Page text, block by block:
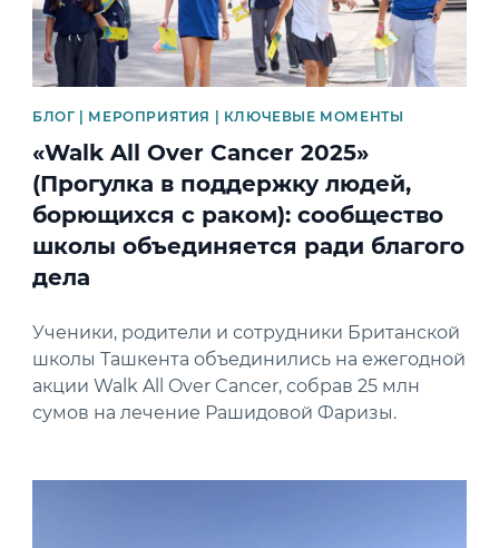
БЛОГ | МЕРОПРИЯТИЯ | КЛЮЧЕВЫЕ МОМЕНТЫ
«Walk All Over Cancer 2025»
(Прогулка в поддержку людей,
борющихся с раком): сообщество
школы объединяется ради благого
дела
Ученики, родители и сотрудники Британской
школы Ташкента объединились на ежегодной
акции Walk All Over Cancer, собрав 25 млн
сумов на лечение Рашидовой Фаризы.